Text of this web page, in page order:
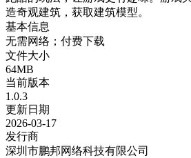
造奇观建筑，获取建筑模型。
基本信息
无需网络；付费下载
文件大小
64MB
当前版本
1.0.3
更新日期
2026-03-17
发行商
深圳市鹏邦网络科技有限公司